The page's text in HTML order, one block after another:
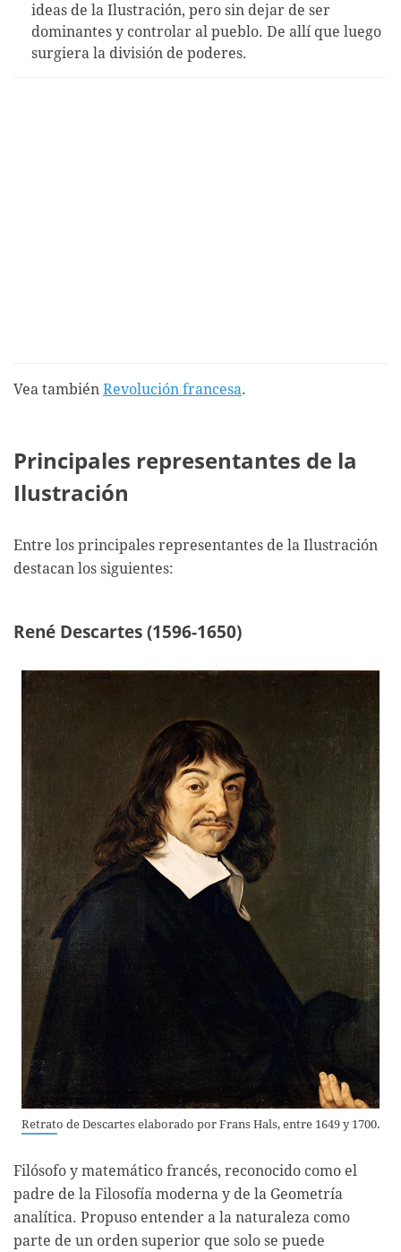
ideas de la Ilustración, pero sin dejar de ser
dominantes y controlar al pueblo. De allí que luego
surgiera la división de poderes.
Vea también Revolución francesa.
Principales representantes de la
Ilustración
Entre los principales representantes de la Ilustración
destacan los siguientes:
René Descartes (1596-1650)
Retrato de Descartes elaborado por Frans Hals, entre 1649 y 1700.
Filósofo y matemático francés, reconocido como el
padre de la Filosofía moderna y de la Geometría
analítica. Propuso entender a la naturaleza como
parte de un orden superior que solo se puede